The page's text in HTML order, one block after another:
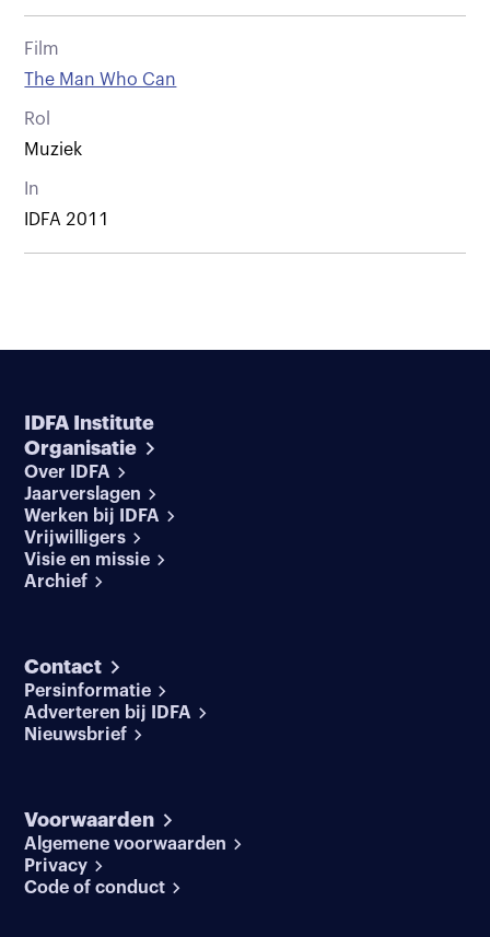
Film
The Man Who Can
Rol
Muziek
In
IDFA 2011
IDFA Institute
Organisatie
Over IDFA
Jaarverslagen
Werken bij IDFA
Vrijwilligers
Visie en missie
Archief
Contact
Persinformatie
Adverteren bij IDFA
Nieuwsbrief
Voorwaarden
Algemene voorwaarden
Privacy
Code of conduct